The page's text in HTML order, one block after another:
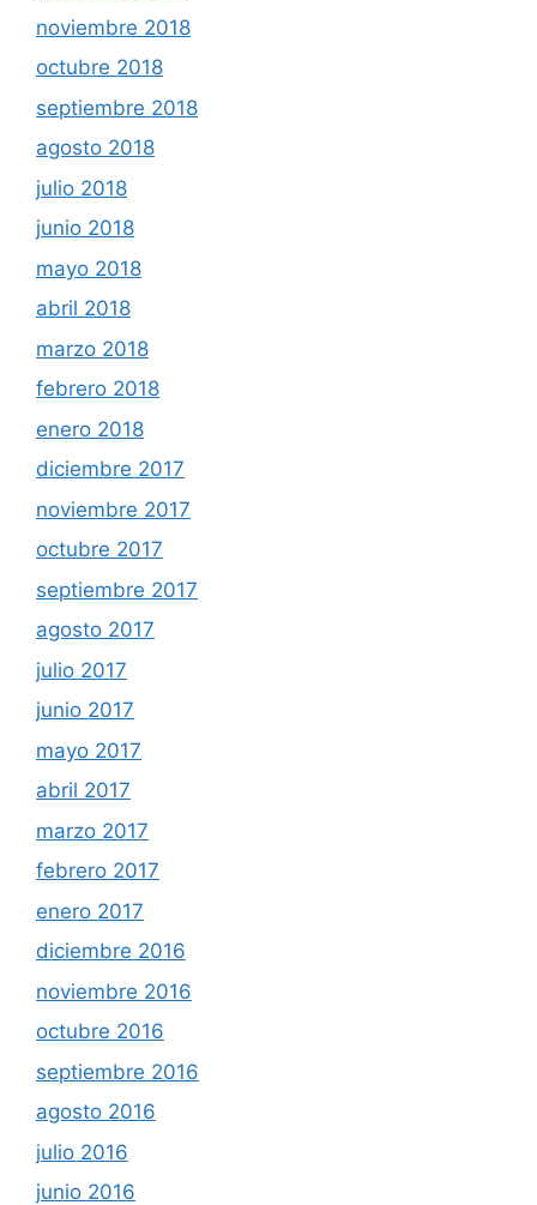
noviembre 2018
octubre 2018
septiembre 2018
agosto 2018
julio 2018
junio 2018
mayo 2018
abril 2018
marzo 2018
febrero 2018
enero 2018
diciembre 2017
noviembre 2017
octubre 2017
septiembre 2017
agosto 2017
julio 2017
junio 2017
mayo 2017
abril 2017
marzo 2017
febrero 2017
enero 2017
diciembre 2016
noviembre 2016
octubre 2016
septiembre 2016
agosto 2016
julio 2016
junio 2016